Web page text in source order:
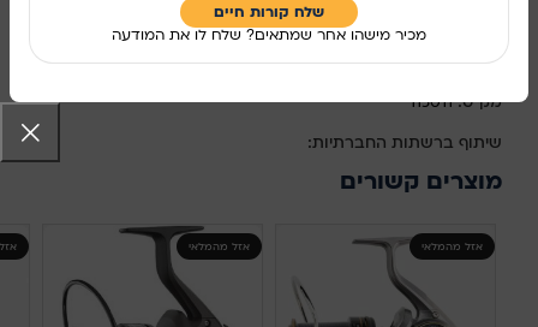
שלח קורות חיים​
מכיר מישהו אחר שמתאים? שלח לו את המודעה
מק"ט:115011
שיתוף ברשתות החברתיות:
מוצרים קשורים
אזל מהמלאי אזל מהמלאי